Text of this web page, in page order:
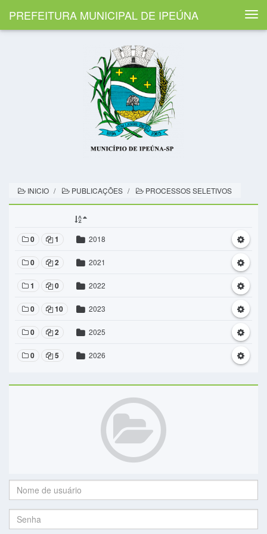
PREFEITURA MUNICIPAL DE IPEÚNA
INICIO PUBLICAÇÕES PROCESSOS SELETIVOS
0 1 2018
0 2 2021
1 0 2022
0 10 2023
0 2 2025
0 5 2026